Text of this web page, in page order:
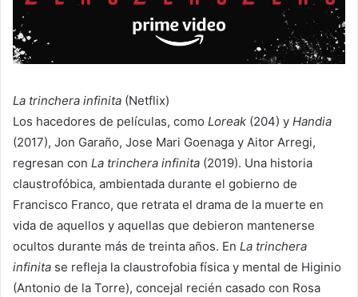
La trinchera infinita (Netflix)
Los hacedores de películas, como Loreak (204) y Handia
(2017), Jon Garaño, Jose Mari Goenaga y Aitor Arregi,
regresan con La trinchera infinita (2019). Una historia
claustrofóbica, ambientada durante el gobierno de
Francisco Franco, que retrata el drama de la muerte en
vida de aquellos y aquellas que debieron mantenerse
ocultos durante más de treinta años. En La trinchera
infinita se refleja la claustrofobia física y mental de Higinio
(Antonio de la Torre), concejal recién casado con Rosa